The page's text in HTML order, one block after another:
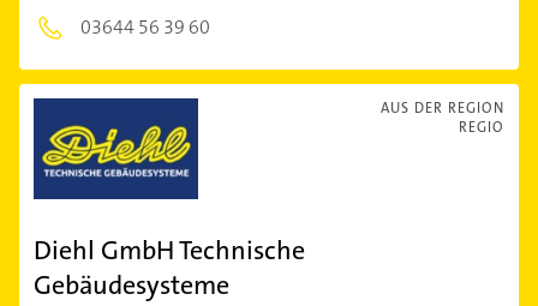
03644 56 39 60
AUS DER REGION
REGIO
Diehl GmbH Technische
Gebäudesysteme